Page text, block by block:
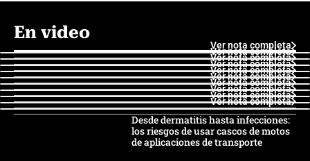
En video
Ver nota completa
Ver nota completa
Ver nota completa
Ver nota completa
Ver nota completa
Ver nota completa
Ver nota completa
Ver nota completa
Ver nota completa
Ver nota completa
Desde dermatitis hasta infecciones:
los riesgos de usar cascos de motos
de aplicaciones de transporte